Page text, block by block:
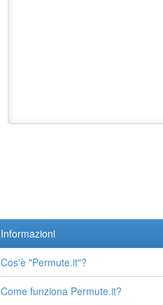
Informazioni
Cos'è "Permute.it"?
Come funziona Permute.it?